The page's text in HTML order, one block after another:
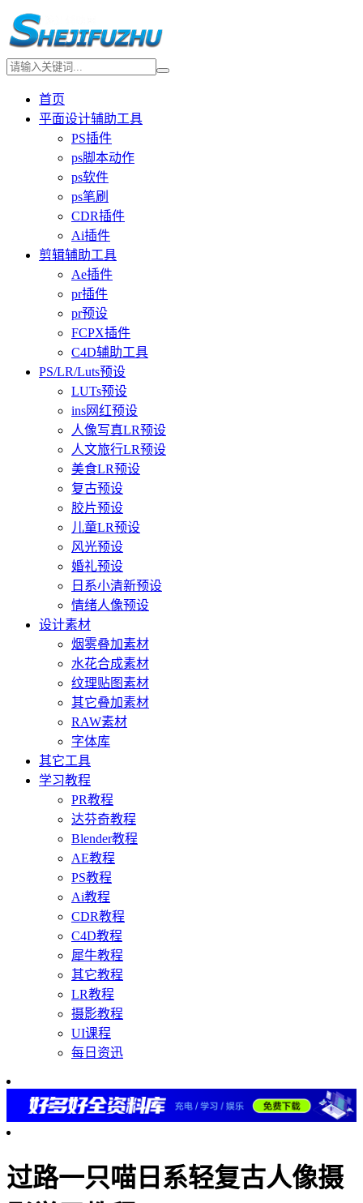
首页
平面设计辅助工具
PS插件
ps脚本动作
ps软件
ps笔刷
CDR插件
Ai插件
剪辑辅助工具
Ae插件
pr插件
pr预设
FCPX插件
C4D辅助工具
PS/LR/Luts预设
LUTs预设
ins网红预设
人像写真LR预设
人文旅行LR预设
美食LR预设
复古预设
胶片预设
儿童LR预设
风光预设
婚礼预设
日系小清新预设
情绪人像预设
设计素材
烟雾叠加素材
水花合成素材
纹理贴图素材
其它叠加素材
RAW素材
字体库
其它工具
学习教程
PR教程
达芬奇教程
Blender教程
AE教程
PS教程
Ai教程
CDR教程
C4D教程
犀牛教程
其它教程
LR教程
摄影教程
UI课程
每日资迅
过路一只喵日系轻复古人像摄